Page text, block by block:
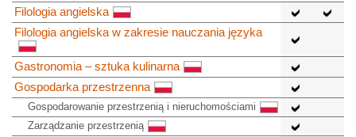
Filologia angielska
Filologia angielska w zakresie nauczania języka
Gastronomia – sztuka kulinarna
Gospodarka przestrzenna
Gospodarowanie przestrzenią i nieruchomościami
Zarządzanie przestrzenią